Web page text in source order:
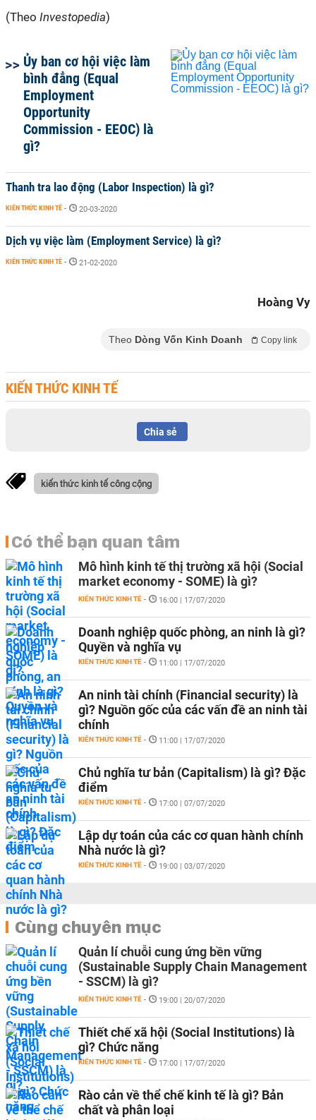
(Theo Investopedia)
Ủy ban cơ hội việc làm
bình đẳng (Equal
Employment
Opportunity
Commission - EEOC) là
gì?
Thanh tra lao động (Labor Inspection) là gì?
KIẾN THỨC KINH TẾ - 20-03-2020
Dịch vụ việc làm (Employment Service) là gì?
KIẾN THỨC KINH TẾ - 21-02-2020
Hoàng Vy
Theo Dòng Vốn Kinh Doanh Copy link
KIẾN THỨC KINH TẾ
Chia sẻ
kiến thức kinh tế công cộng
Có thể bạn quan tâm
Mô hình kinh tế thị trường xã hội (Social
market economy - SOME) là gì?
KIẾN THỨC KINH TẾ - 16:00 | 17/07/2020
Doanh nghiệp quốc phòng, an ninh là gì?
Quyền và nghĩa vụ
KIẾN THỨC KINH TẾ - 11:00 | 17/07/2020
An ninh tài chính (Financial security) là
gì? Nguồn gốc của các vấn đề an ninh tài
chính
KIẾN THỨC KINH TẾ - 11:00 | 17/07/2020
Chủ nghĩa tư bản (Capitalism) là gì? Đặc
điểm
KIẾN THỨC KINH TẾ - 17:00 | 07/07/2020
Lập dự toán của các cơ quan hành chính
Nhà nước là gì?
KIẾN THỨC KINH TẾ - 19:00 | 03/07/2020
Cùng chuyên mục
Quản lí chuỗi cung ứng bền vững
(Sustainable Supply Chain Management
- SSCM) là gì?
KIẾN THỨC KINH TẾ - 19:00 | 20/07/2020
Thiết chế xã hội (Social Institutions) là
gì? Chức năng
KIẾN THỨC KINH TẾ - 17:00 | 17/07/2020
Rào cản về thể chế kinh tế là gì? Bản
chất và phân loại